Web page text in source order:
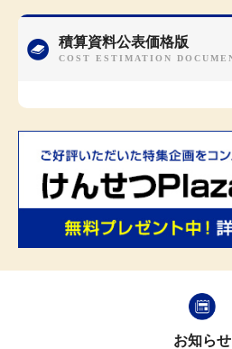
積算資料公表価格版
お知らせ